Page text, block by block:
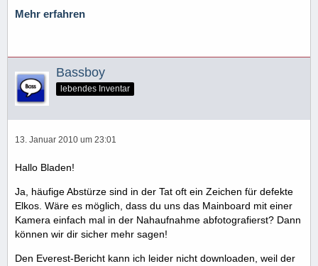
Mehr erfahren
Bassboy
lebendes Inventar
13. Januar 2010 um 23:01
Hallo Bladen!
Ja, häufige Abstürze sind in der Tat oft ein Zeichen für defekte
Elkos. Wäre es möglich, dass du uns das Mainboard mit einer
Kamera einfach mal in der Nahaufnahme abfotografierst? Dann
können wir dir sicher mehr sagen!
Den Everest-Bericht kann ich leider nicht downloaden, weil der